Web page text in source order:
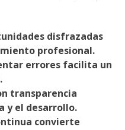
disfrazadas
profesional.
errores facilita un
transparencia
y el desarrollo.
convierte